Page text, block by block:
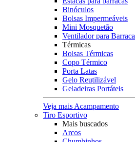
Binóculos
Bolsas Impermeáveis
Mini Mosquetão
Ventilador para Barraca
Térmicas
Bolsas Térmicas
Copo Térmico
Porta Latas
Gelo Reutilizável
Geladeiras Portáteis
Veja mais Acampamento
Tiro Esportivo
Mais buscados
Arcos